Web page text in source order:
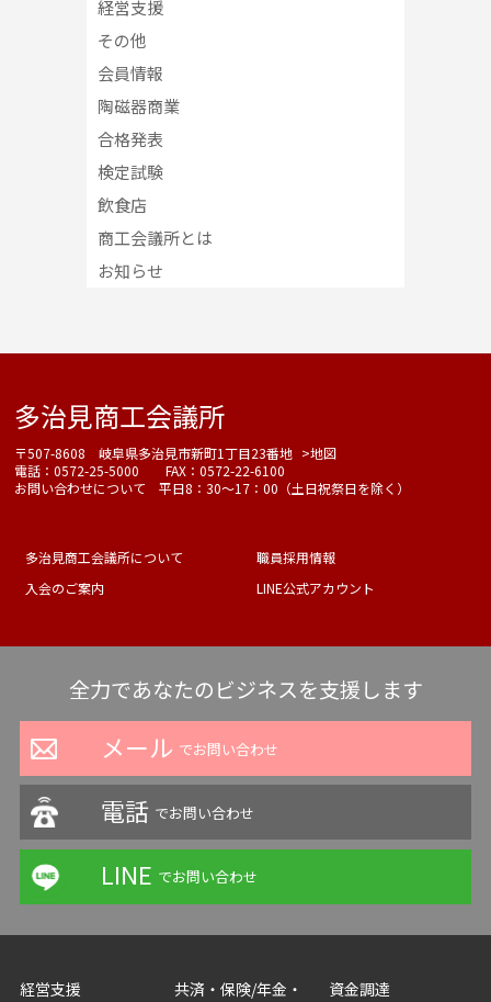
経営支援
その他
会員情報
陶磁器商業
合格発表
検定試験
飲食店
商工会議所とは
お知らせ
多治見商工会議所
〒507-8608 岐阜県多治見市新町1丁目23番地 >地図
電話：0572-25-5000 FAX：0572-22-6100
お問い合わせについて 平日8：30～17：00（土日祝祭日を除く）
多治見商工会議所について
職員採用情報
入会のご案内
LINE公式アカウント
全力であなたのビジネスを支援します
メール でお問い合わせ
電話 でお問い合わせ
LINE でお問い合わせ
経営支援 共済・保険/年金・ 資金調達